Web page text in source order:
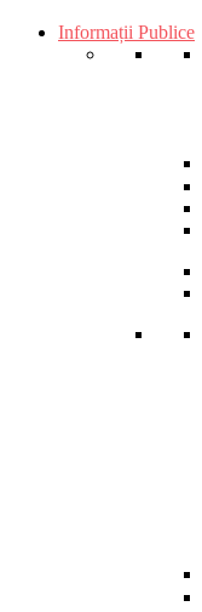
Informații Publice